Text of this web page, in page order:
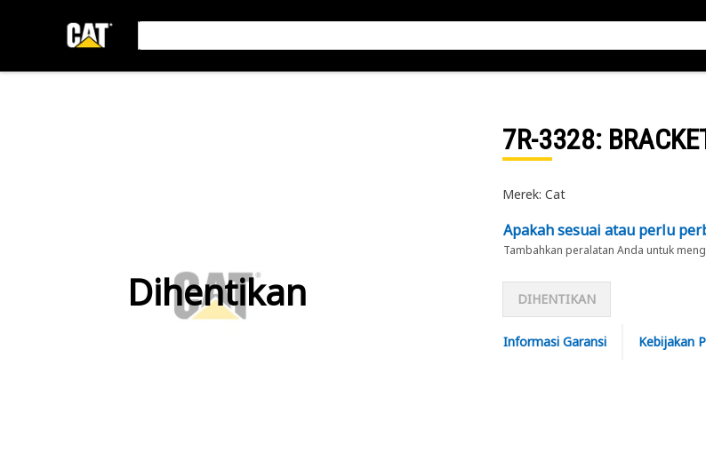
Dihentikan
7R-3328:
Merek: Cat
Apakah sesuai atau perlu
Tambahkan peralatan Anda untuk
DIHENTIKAN
Informasi Garansi Kebijakan